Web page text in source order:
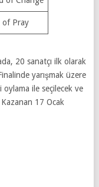
of Pray
20 sanatçı ilk olarak
yarışmak üzere
oylama ile seçilecek ve
17 Ocak